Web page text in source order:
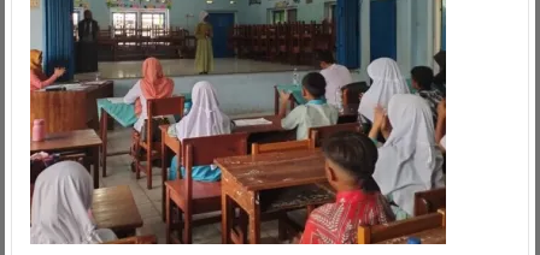
Menanggapi
Pemberitaan
Media
Sosial